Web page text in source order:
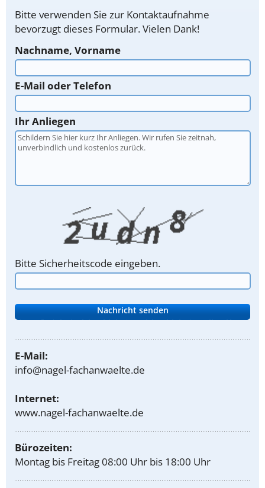
Bitte verwenden Sie zur Kontaktaufnahme
bevorzugt dieses Formular. Vielen Dank!
Nachname, Vorname
E-Mail oder Telefon
Ihr Anliegen
Bitte Sicherheitscode eingeben.
E-Mail:
info@nagel-fachanwaelte.de
Internet:
www.nagel-fachanwaelte.de
Bürozeiten:
Montag bis Freitag 08:00 Uhr bis 18:00 Uhr